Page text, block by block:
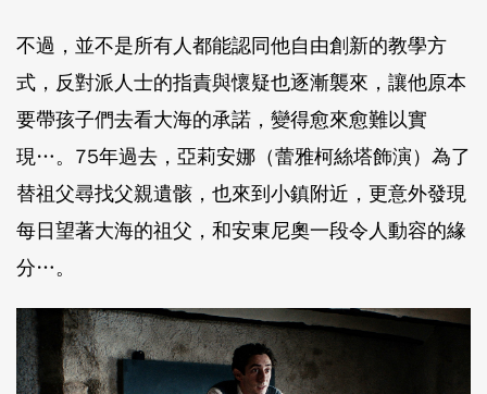
不過，並不是所有人都能認同他自由創新的教學方
式，反對派人士的指責與懷疑也逐漸襲來，讓他原本
要帶孩子們去看大海的承諾，變得愈來愈難以實
現…。75年過去，亞莉安娜（蕾雅柯絲塔飾演）為了
替祖父尋找父親遺骸，也來到小鎮附近，更意外發現
每日望著大海的祖父，和安東尼奧一段令人動容的緣
分…。